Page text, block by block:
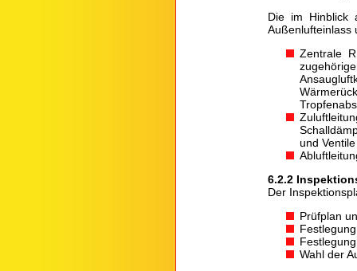
Die im Hinblick
Außenlufteinlass
Zentrale
und Ventile
6.2.2
Der
Prüfplan
Wahl der